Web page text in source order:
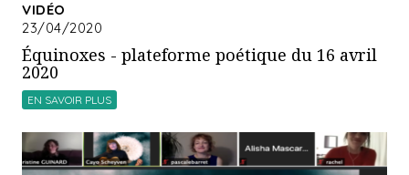
VIDÉO
23/04/2020
Équinoxes - plateforme poétique du 16 avril
2020
EN SAVOIR PLUS